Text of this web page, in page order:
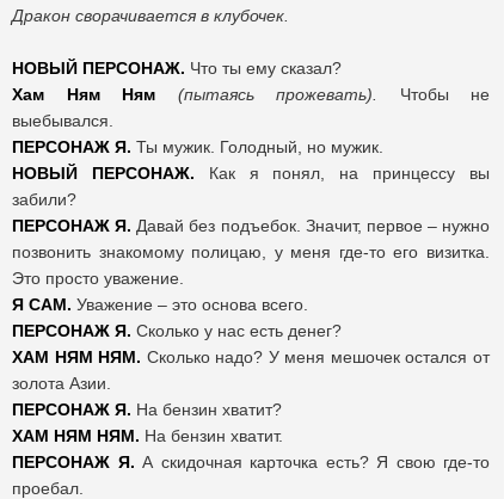
Дракон сворачивается в клубочек.
НОВЫЙ ПЕРСОНАЖ. Что ты ему сказал?
Хам Ням Ням
(пытаясь прожевать).
Чтобы не
выебывался.
ПЕРСОНАЖ Я. Ты мужик. Голодный, но мужик.
НОВЫЙ ПЕРСОНАЖ. Как я понял, на принцессу вы
забили?
ПЕРСОНАЖ Я. Давай без подъебок. Значит, первое – нужно
позвонить знакомому полицаю, у меня где-то его визитка.
Это просто уважение.
Я САМ. Уважение – это основа всего.
ПЕРСОНАЖ Я. Сколько у нас есть денег?
ХАМ НЯМ НЯМ. Сколько надо? У меня мешочек остался от
золота Азии.
ПЕРСОНАЖ Я. На бензин хватит?
ХАМ НЯМ НЯМ. На бензин хватит.
ПЕРСОНАЖ Я. А скидочная карточка есть? Я свою где-то
проебал.